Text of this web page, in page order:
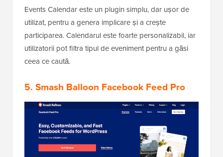
Events Calendar este un plugin simplu, dar ușor de
utilizat, pentru a genera implicare și a crește
participarea. Calendarul este foarte personalizabil, iar
utilizatorii pot filtra tipul de eveniment pentru a găsi
ceea ce caută.
5. Smash Balloon Facebook Feed Pro